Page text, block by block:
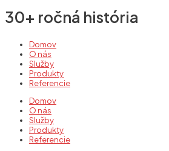
30+ ročná história
Domov
O nás
Služby
Produkty
Referencie
Domov
O nás
Služby
Produkty
Referencie